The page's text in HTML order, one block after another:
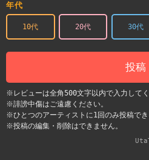
年代
10代 20代 30代
投稿
※レビューは全角500文字以内で入力してく
※誹謗中傷はご遠慮ください。
※ひとつのアーティストに1回のみ投稿でき
※投稿の編集・削除はできません。